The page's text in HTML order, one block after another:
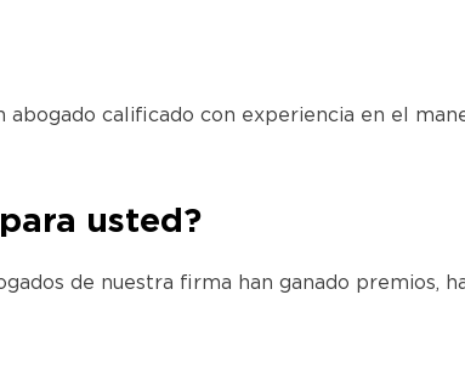
calificado con experiencia en el
usted?
de nuestra firma han ganado premios,